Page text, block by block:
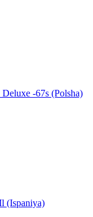
-67s (Polsha)
(Ispaniya)